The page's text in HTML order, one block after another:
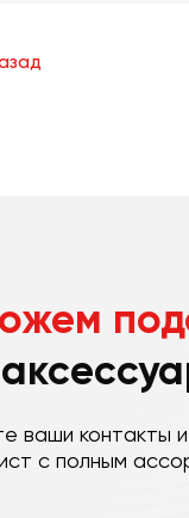
ваши контакты
с полным